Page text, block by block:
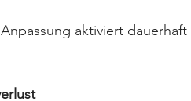
aktiviert dauerhaft